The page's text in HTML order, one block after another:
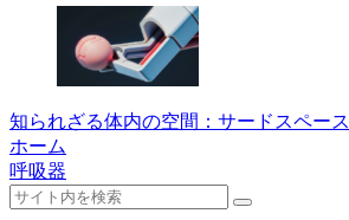
知られざる体内の空間：サードスペース
ホーム
呼吸器